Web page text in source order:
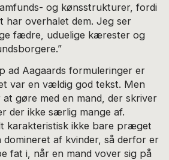
og kønsstrukturer, fordi
overhalet dem. Jeg ser
fædre, uduelige kærester og
ad Aagaards formuleringer er
var en vældig god tekst. Men
gøre med en mand, der skriver
der ikke særlig mange af.
karakteristisk ikke bare præget
domineret af kvinder, så derfor er
fat i, når en mand vover sig på